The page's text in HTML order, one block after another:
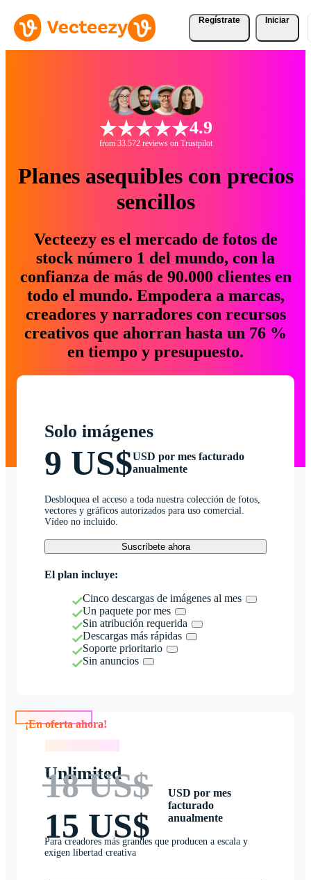
Regístrate Iniciar
4.9
from 33.572 reviews on Trustpilot
Planes asequibles con precios
sencillos
Vecteezy es el mercado de fotos de
stock número 1 del mundo, con la
confianza de más de 90.000 clientes en
todo el mundo. Empodera a marcas,
creadores y narradores con recursos
creativos que ahorran hasta un 76 %
en tiempo y presupuesto.
Solo imágenes
9 US$USD por mes facturado
anualmente
Desbloquea el acceso a toda nuestra colección de fotos,
vectores y gráficos autorizados para uso comercial.
Vídeo no incluido.
Suscríbete ahora
El plan incluye:
Cinco descargas de imágenes al mes
Un paquete por mes
Sin atribución requerida
Descargas más rápidas
Soporte prioritario
Sin anuncios
Unlimited
18 US$
15 US$
USD por mes
facturado
anualmente
Para creadores más grandes que producen a escala y
exigen libertad creativa